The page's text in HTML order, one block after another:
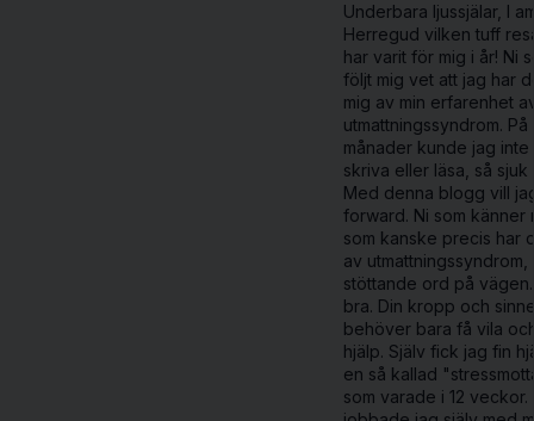
Underbara ljussjälar, I
Herregud vilken tuff
har varit för mig i år! Ni
följt mig vet att jag har
mig av min erfarenhet
utmattningssyndrom.
månader kunde jag inte
skriva eller läsa, så sjuk
Med denna blogg vill
forward. Ni som känner
som kanske precis har
av utmattningssyndrom,
stöttande ord på
bra. Din kropp och
behöver bara få vila
hjälp. Själv fick jag fin
en så kallad
som varade i 12